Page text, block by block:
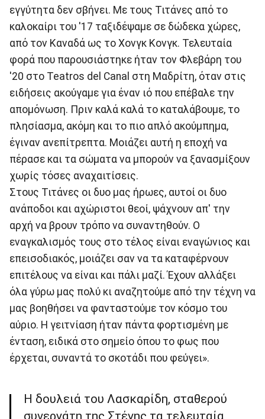
εγγύτητα δεν σβήνει. Με τους Τιτάνες από το
καλοκαίρι του '17 ταξιδέψαμε σε δώδεκα χώρες,
από τον Καναδά ως το Χονγκ Κονγκ. Τελευταία
φορά που παρουσιάστηκε ήταν τον Φλεβάρη του
'20 στo Teatros del Canal στη Μαδρίτη, όταν στις
ειδήσεις ακούγαμε για έναν ιό που επέβαλε την
απομόνωση. Πριν καλά καλά το καταλάβουμε, το
πλησίασμα, ακόμη και το πιο απλό ακούμπημα,
έγιναν ανεπίτρεπτα. Μοιάζει αυτή η εποχή να
πέρασε και τα σώματα να μπορούν να ξανασμίξουν
χωρίς τόσες αναχαιτίσεις.
Στους Τιτάνες οι δυο μας ήρωες, αυτοί οι δυο
ανάποδοι και αχώριστοι θεοί, ψάχνουν απ' την
αρχή να βρουν τρόπο να συναντηθούν. Ο
εναγκαλισμός τους στο τέλος είναι εναγώνιος και
επεισοδιακός, μοιάζει σαν να τα καταφέρνουν
επιτέλους να είναι και πάλι μαζί. Έχουν αλλάξει
όλα γύρω μας πολύ κι αναζητούμε από την τέχνη να
μας βοηθήσει να φανταστούμε τον κόσμο του
αύριο. Η γειτνίαση ήταν πάντα φορτισμένη με
ένταση, ειδικά στο σημείο όπου το φως που
έρχεται, συναντά το σκοτάδι που φεύγει».
Η δουλειά του Λασκαρίδη, σταθερού
συνεργάτη της Στέγης τα τελευταία